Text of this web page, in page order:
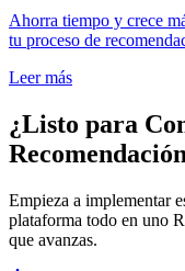
Ahorra tiempo y crece
tu proceso de
Leer más
¿Listo para
Empieza a implementar
plataforma todo en uno
que avanzas.